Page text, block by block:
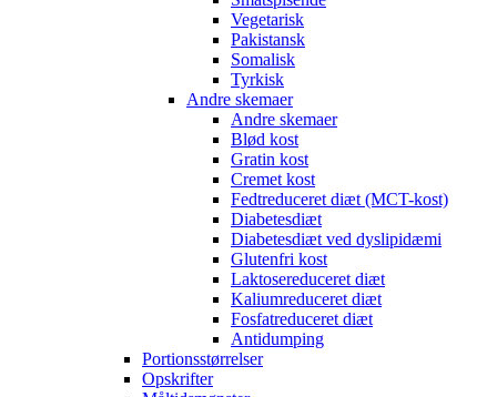
Vegetarisk
Pakistansk
Somalisk
Tyrkisk
Andre skemaer
Andre skemaer
Blød kost
Gratin kost
Cremet kost
Fedtreduceret diæt (MCT-kost)
Diabetesdiæt
Diabetesdiæt ved dyslipidæmi
Glutenfri kost
Laktosereduceret diæt
Kaliumreduceret diæt
Fosfatreduceret diæt
Antidumping
Portionsstørrelser
Opskrifter